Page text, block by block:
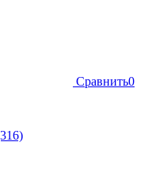
Сравнить0